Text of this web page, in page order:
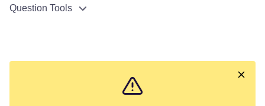
Question Tools